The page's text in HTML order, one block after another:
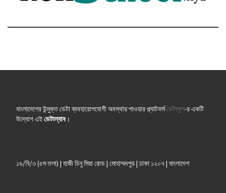
বাংলাদেশের উন্মুক্ত ডেটা ব্যবহারোপযোগী অবস্থায় পাওয়ার প্ল্যাটফর্মডেটাফুল-র একটি
উদ্যোগ এইডেটাল্যাব।
১৯/বি/৩ (৫ম তলা) | হাজী চিনু মিয়া রোড | মোহাম্মদপুর | ঢাকা ১২০৭ | বাংলাদেশ